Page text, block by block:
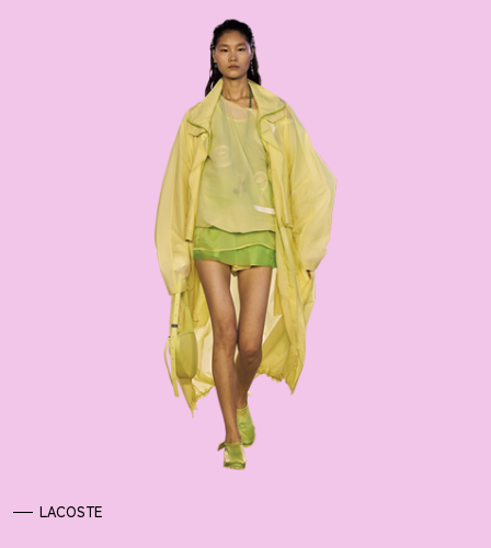
LACOSTE